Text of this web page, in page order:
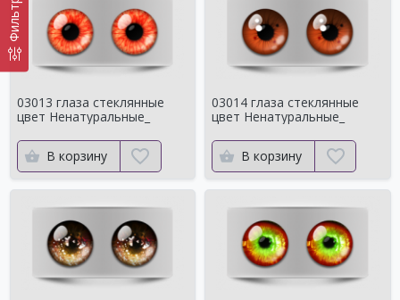
Фильтр
03013 глаза стеклянные
цвет Ненатуральные_
В корзину
03014 глаза стеклянные
цвет Ненатуральные_
В корзину